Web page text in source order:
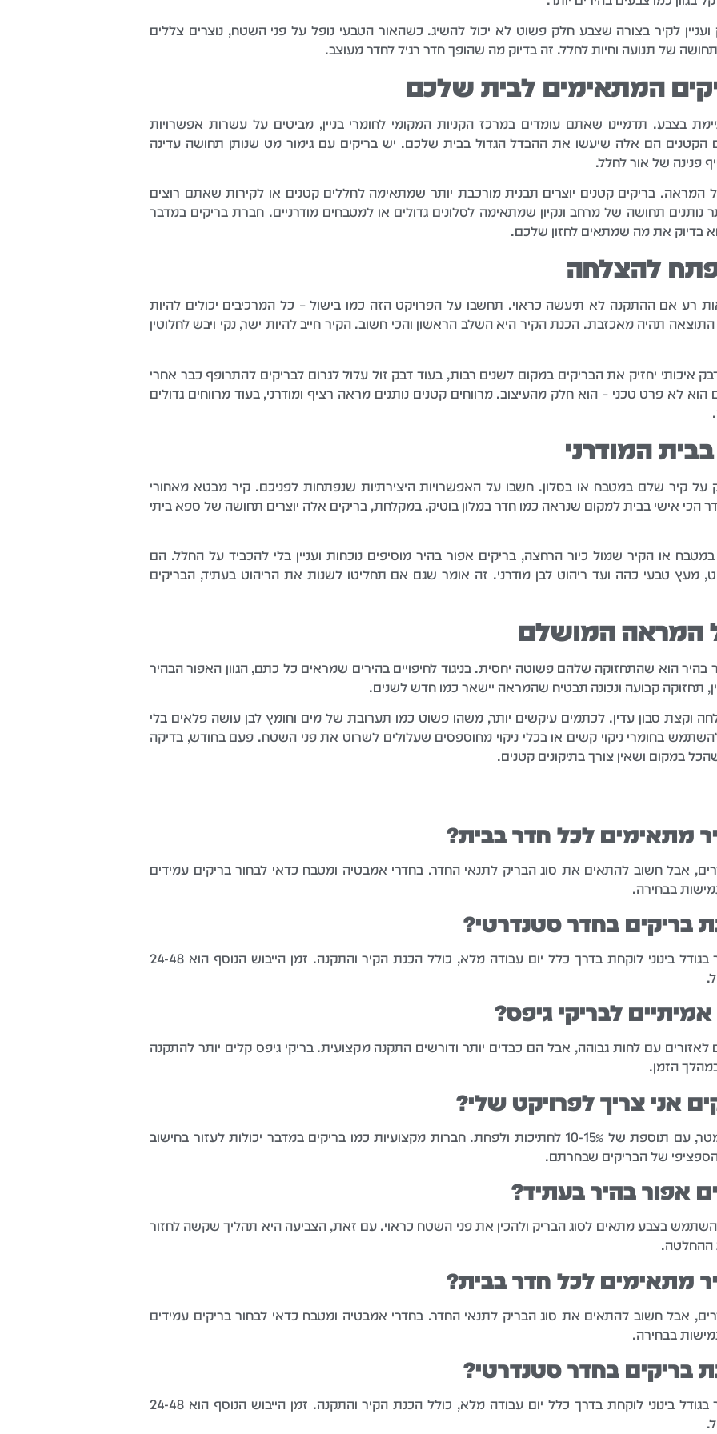
לקיר בצורה שצבע חלק פשוט לא יכול להשיג. כשהאור הטבעי נופל על פני השטח, נוצרים צללים
של תנועה וחיות לחלל. זה בדיוק מה שהופך חדר רגיל לחדר מעוצב.
המתאימים לבית שלכם
בצבע. תדמיינו שאתם עומדים במרכז הקניות המקומי לחומרי בניין, מביטים על עשרות אפשרויות
הקטנים הם אלה שיעשו את ההבדל הגדול בבית שלכם. יש בריקים עם גימור מט שנותן תחושה עדינה
פנינה של אור לחלל.
בריקים קטנים יוצרים תבנית מורכבת יותר שמתאימה לחללים קטנים או לקירות שאתם רוצים
נותנים תחושה של מרחב ונקיון שמתאימה לסלונים גדולים או למטבחים מודרניים. חברת בריקים במדבר
בדיוק את מה שמתאים לחזון שלכם.
להצלחה
רע אם ההתקנה לא תיעשה כראוי. תחשבו על הפרויקט הזה כמו בישול – כל המרכיבים יכולים להיות
תהיה מאכזבת. הכנת הקיר היא השלב הראשון והכי חשוב. הקיר חייב להיות ישר, נקי ויבש לחלוטין
יחזיק את הבריקים במקום לשנים רבות, בעוד דבק זול עלול לגרום לבריקים להתרופף כבר אחרי
הוא לא פרט טכני – הוא חלק מהעיצוב. מרווחים קטנים נותנים מראה רציף ומודרני, בעוד מרווחים גדולים
המודרני
על קיר שלם במטבח או בסלון. חשבו על האפשרויות היצירתיות שנפתחות לפניכם. קיר מבטא מאחורי
הכי אישי בבית למקום שנראה כמו חדר במלון בוטיק. במקלחת, בריקים אלה יוצרים תחושה של ספא ביתי
או הקיר שמול כיור הרחצה, בריקים אפור בהיר מוסיפים נוכחות ועניין בלי להכביד על החלל. הם
טבעי כהה ועד ריהוט לבן מודרני. זה אומר שגם אם תחליטו לשנות את הריהוט בעתיד, הבריקים
המראה המושלם
בהיר הוא שהתחזוקה שלהם פשוטה יחסית. בניגוד לחיפויים בהירים שמראים כל כתם, הגוון האפור הבהיר
תחזוקה קבועה ונכונה תבטיח שהמראה יישאר כמו חדש לשנים.
וקצת סבון עדין. לכתמים עיקשים יותר, משהו פשוט כמו תערובת של מים וחומץ לבן עושה פלאים בלי
בחומרי ניקוי קשים או בכלי ניקוי מחוספסים שעלולים לשרוט את פני השטח. פעם בחודש, בדיקה
במקום ושאין צורך בתיקונים קטנים.
מתאימים לכל חדר בבית?
אבל חשוב להתאים את סוג הבריק לתנאי החדר. בחדרי אמבטיה ומטבח כדאי לבחור בריקים עמידים
בבחירה.
בריקים בחדר סטנדרטי?
התקנה מקצועית של קיר בריקים בחדר בגודל בינוני לוקחת בדרך כלל יום עבודה מלא, כולל הכנת הקיר והתקנה. זמן הייבוש הנוסף הוא 24-48
לבריקי גיפס?
לאזורים עם לחות גבוהה, אבל הם כבדים יותר ודורשים התקנה מקצועית. בריקי גיפס קלים יותר להתקנה
הזמן.
אני צריך לפרויקט שלי?
החישוב נעשה לפי שטח הקיר בריבוע מטר, עם תוספת של 10-15% לחתיכות ולפחת. חברות מקצועיות כמו בריקים במדבר יכולות לעזור בחישוב
של הבריקים שבחרתם.
אפור בהיר בעתיד?
בצבע מתאים לסוג הבריק ולהכין את פני השטח כראוי. עם זאת, הצביעה היא תהליך שקשה לחזור
ההחלטה.
מתאימים לכל חדר בבית?
אבל חשוב להתאים את סוג הבריק לתנאי החדר. בחדרי אמבטיה ומטבח כדאי לבחור בריקים עמידים
בבחירה.
בריקים בחדר סטנדרטי?
התקנה מקצועית של קיר בריקים בחדר בגודל בינוני לוקחת בדרך כלל יום עבודה מלא, כולל הכנת הקיר והתקנה. זמן הייבוש הנוסף הוא 24-48